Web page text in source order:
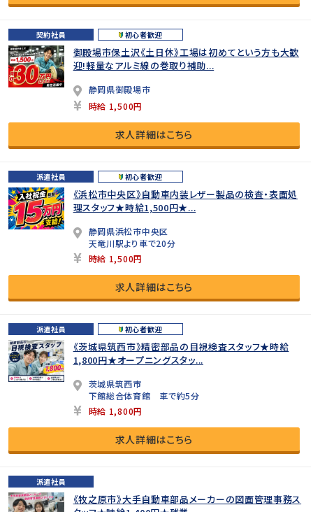
契約社員 初心者歓迎
御殿場市保土沢《土日休》工場は初めてという方も大歓
迎!軽量なアルミ線の巻取り補助...
静岡県御殿場市
時給 1,500円
求人詳細はこちら
派遣社員 初心者歓迎
《浜松市中央区》自動車内装レザー製品の検査・表面処
理スタッフ★時給1,500円★...
静岡県浜松市中央区
天竜川駅より車で20分
時給 1,500円
求人詳細はこちら
派遣社員 初心者歓迎
《茨城県筑西市》精密部品の目視検査スタッフ★時給
1,800円★オープニングスタッ...
茨城県筑西市
下館総合体育館 車で約5分
時給 1,800円
求人詳細はこちら
派遣社員
《牧之原市》大手自動車部品メーカーの図面管理事務ス